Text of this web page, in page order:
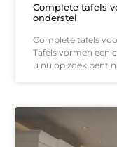
Complete tafels
onderstel
Complete tafels
Tafels vormen een
u nu op zoek bent